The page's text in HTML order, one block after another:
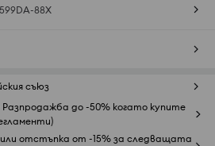
599DA-88X
съюз
до -50% когато купите
отстъпка от -15% за следващата